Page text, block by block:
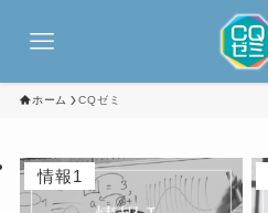
ホーム CQゼミ
情報1